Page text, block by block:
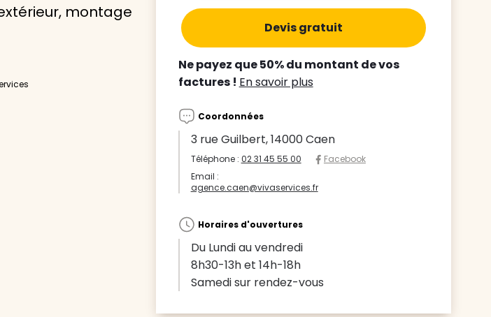
trouvez le
domicile qui vous
votre logement, la garde de votre enfant
d’un parent, nos intervenants à
gratuit
Trouver mon agence
montage
Ne payez que 50% du montant de vos
factures ! En savoir plus
Coordonnées
3 rue Guilbert, 14000 Caen
Téléphone : 02 31 45 55 00
Facebook
Email :
agence.caen@vivaservices.fr
Horaires d'ouvertures
Du Lundi au vendredi
8h30-13h et 14h-18h
Samedi sur rendez-vous